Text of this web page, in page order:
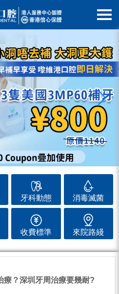
牙科動態 消毒滅菌
收費標準 來院路綫
療？深圳牙周治療要幾耐?